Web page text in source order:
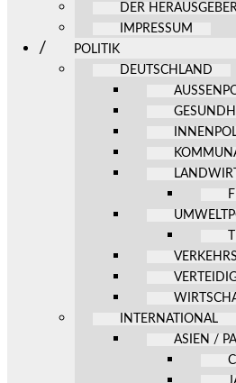
DER HERAUSGEBER
IMPRESSUM
POLITIK
DEUTSCHLAND
INTERNATIONAL
ASIEN /